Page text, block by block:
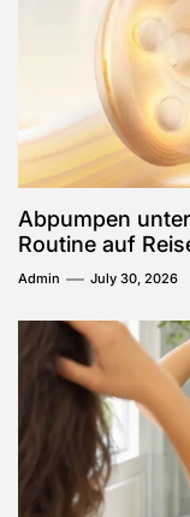
Abpumpen
Routine auf
Admin July 30, 2026